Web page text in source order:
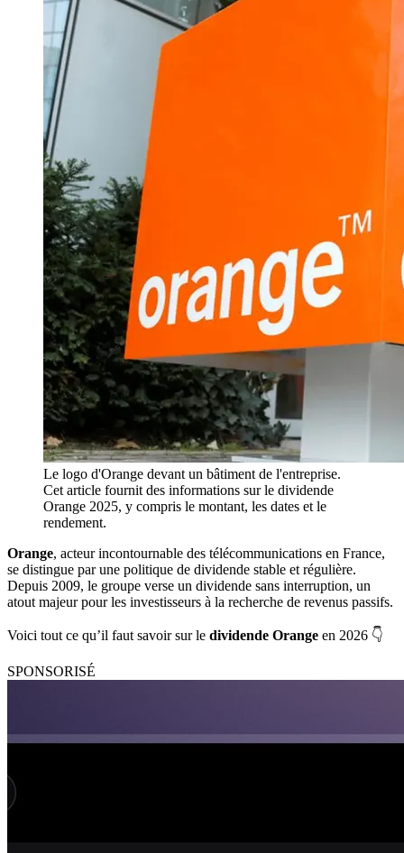
Le logo d'Orange devant un bâtiment de l'entreprise.
Cet article fournit des informations sur le dividende
Orange 2025, y compris le montant, les dates et le
rendement.
Orange, acteur incontournable des télécommunications en France,
se distingue par une politique de dividende stable et régulière.
Depuis 2009, le groupe verse un dividende sans interruption, un
atout majeur pour les investisseurs à la recherche de revenus passifs.
Voici tout ce qu’il faut savoir sur le dividende Orange en 2026 👇
SPONSORISÉ